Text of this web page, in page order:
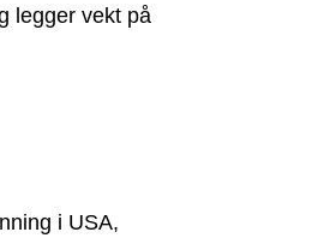
legger vekt på
i USA,